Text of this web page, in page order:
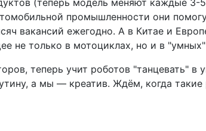
(теперь модель меняют каждые 3-
промышленности они
вакансий ежегодно. А в Китае и
не только в мотоциклах, но и в
теперь учит роботов "танцевать"
а мы — креатив. Ждём, когда